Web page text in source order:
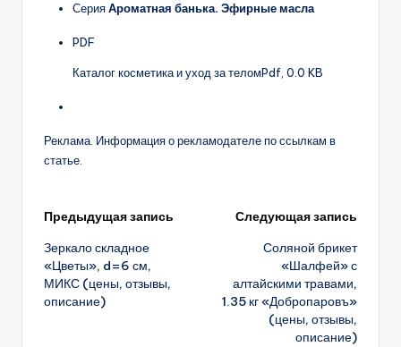
СерияАроматная банька. Эфирные масла
PDF
Каталог косметика и уход за теломPdf, 0.0 KB
Реклама. Информация о рекламодателе по ссылкам в
статье.
Навигация
записи
Предыдущая запись
Зеркало складное
«Цветы», d=6 см,
МИКС (цены, отзывы,
описание)
Следующая запись
Соляной брикет
«Шалфей» с
алтайскими травами,
1.35 кг «Добропаровъ»
(цены, отзывы,
описание)